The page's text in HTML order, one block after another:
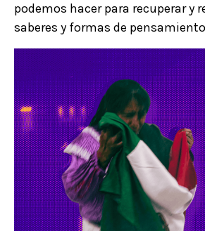
podemos hacer para recuperar y
saberes y formas de